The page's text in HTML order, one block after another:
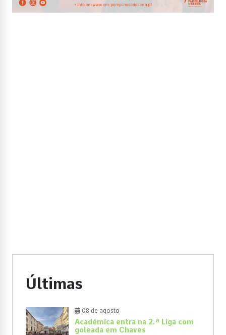
Últimas
08 de agosto
Académica entra na 2.ª Liga com
goleada em Chaves